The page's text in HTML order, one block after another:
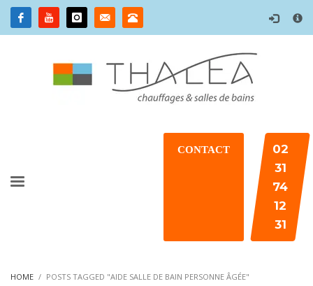
×
CONTACT
02
31
74
12
31
HOME POSTS TAGGED "AIDE SALLE DE BAIN PERSONNE ÂGÉE"